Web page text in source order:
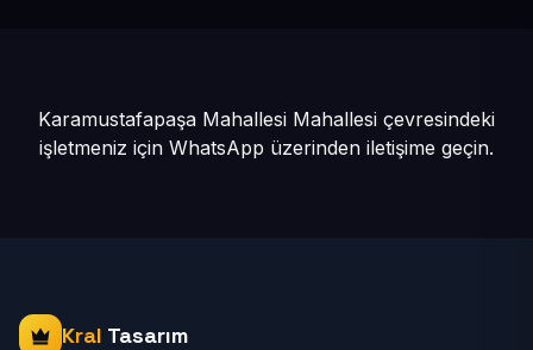
Karamustafapaşa Mahallesi Mahallesi çevresindeki
işletmeniz için WhatsApp üzerinden iletişime geçin.
Kral Tasarım